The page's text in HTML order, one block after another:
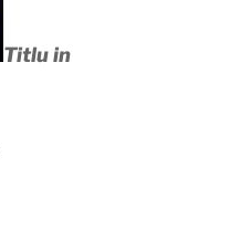
Titlu in